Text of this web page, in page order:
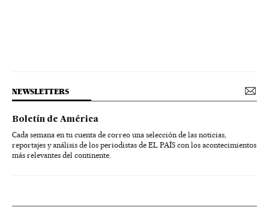
NEWSLETTERS
Boletín de América
Cada semana en tu cuenta de correo una selección de las noticias,
reportajes y análisis de los periodistas de EL PAÍS con los acontecimientos
más relevantes del continente.